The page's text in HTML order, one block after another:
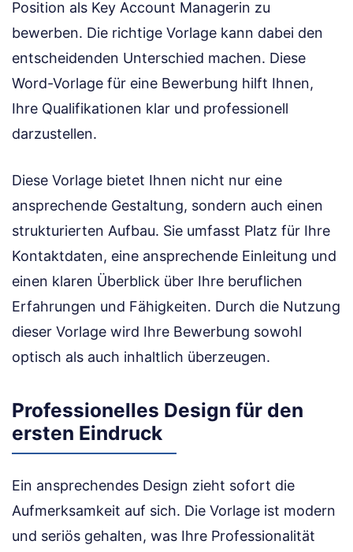
Position als Key Account Managerin zu
bewerben. Die richtige Vorlage kann dabei den
entscheidenden Unterschied machen. Diese
Word-Vorlage für eine Bewerbung hilft Ihnen,
Ihre Qualifikationen klar und professionell
darzustellen.
Diese Vorlage bietet Ihnen nicht nur eine
ansprechende Gestaltung, sondern auch einen
strukturierten Aufbau. Sie umfasst Platz für Ihre
Kontaktdaten, eine ansprechende Einleitung und
einen klaren Überblick über Ihre beruflichen
Erfahrungen und Fähigkeiten. Durch die Nutzung
dieser Vorlage wird Ihre Bewerbung sowohl
optisch als auch inhaltlich überzeugen.
Professionelles Design für den
ersten Eindruck
Ein ansprechendes Design zieht sofort die
Aufmerksamkeit auf sich. Die Vorlage ist modern
und seriös gehalten, was Ihre Professionalität